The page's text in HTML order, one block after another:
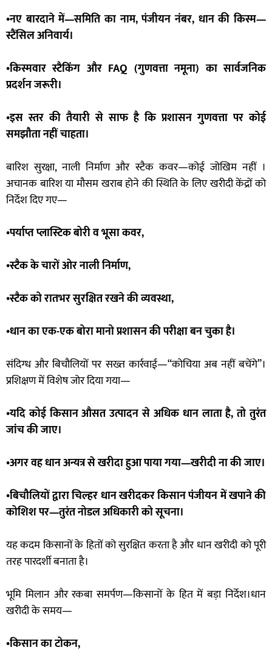
•नए बारदाने में—समिति का नाम, पंजीयन नंबर, धान की किस्म—
स्टैंसिल अनिवार्य।
•किस्मवार स्टैकिंग और FAQ (गुणवत्ता नमूना) का सार्वजनिक
प्रदर्शन जरूरी।
•इस स्तर की तैयारी से साफ है कि प्रशासन गुणवत्ता पर कोई
समझौता नहीं चाहता।
बारिश सुरक्षा, नाली निर्माण और स्टैक कवर—कोई जोखिम नहीं ।
अचानक बारिश या मौसम खराब होने की स्थिति के लिए खरीदी केंद्रों को
निर्देश दिए गए—
•पर्याप्त प्लास्टिक बोरी व भूसा कवर,
•स्टैक के चारों ओर नाली निर्माण,
•स्टैक को रातभर सुरक्षित रखने की व्यवस्था,
•धान का एक-एक बोरा मानो प्रशासन की परीक्षा बन चुका है।
संदिग्ध और बिचौलियों पर सख्त कार्रवाई—“कोचिया अब नहीं बचेंगे”।
प्रशिक्षण में विशेष जोर दिया गया—
•यदि कोई किसान औसत उत्पादन से अधिक धान लाता है, तो तुरंत
जांच की जाए।
•अगर वह धान अन्यत्र से खरीदा हुआ पाया गया—खरीदी ना की जाए।
•बिचौलियों द्वारा चिल्हर धान खरीदकर किसान पंजीयन में खपाने की
कोशिश पर—तुरंत नोडल अधिकारी को सूचना।
यह कदम किसानों के हितों को सुरक्षित करता है और धान खरीदी को पूरी
तरह पारदर्शी बनाता है।
भूमि मिलान और रकबा समर्पण—किसानों के हित में बड़ा निर्देश।धान
खरीदी के समय—
•किसान का टोकन,